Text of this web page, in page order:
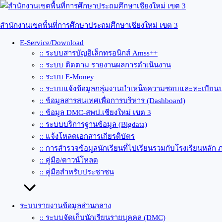
Skip
content
สำนักงานเขตพื้นที่การศึกษาประถมศึกษาเชียงใหม่ เขต 3
E-Service/Download
:: ระบบสารบัญอิเล็กทรอนิกส์ Amss++
:: ระบบ ติดตาม รายงานผลการดำเนินงาน
:: ระบบ E-Money
:: ระบบแจ้งข้อมูลกลุ่มงานบำเหน็จความชอบและทะเบียน
:: ข้อมูลสารสนเทศเพื่อการบริหาร (Dashboard)
:: ข้อมูล DMC-สพป.เชียงใหม่ เขต 3
:: ระบบบริการฐานข้อมูล (Bigdata)
:: แจ้งโหลดเอกสารเกียรติบัตร
:: การสำรวจข้อมูลนักเรียนที่ไปเรียนรวมกับโรงเรียนหลั
:: คู่มือ/ดาวน์โหลด
:: คู่มือสำหรับประชาชน
ระบบรายงานข้อมูลส่วนกลาง
:: ระบบจัดเก็บนักเรียนรายบุคคล (DMC)